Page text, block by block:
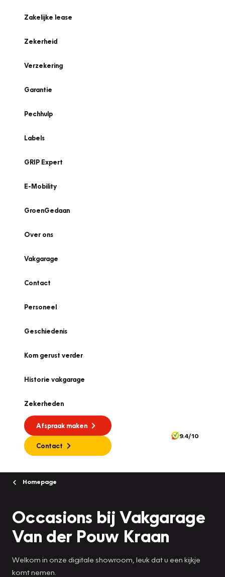
Zakelijke lease
Zekerheid
Verzekering
Garantie
Pechhulp
Labels
GRIP Expert
E-Mobility
GroenGedaan
Over ons
Vakgarage
Contact
Personeel
Geschiedenis
Kom gerust verder
Historie vakgarage
Zekerheden
Afspraak maken
Contact
9.4/10
Homepage
Occasions bij Vakgarage
Van der Pouw Kraan
Welkom in onze digitale showroom, leuk dat u een kijkje
komt nemen.